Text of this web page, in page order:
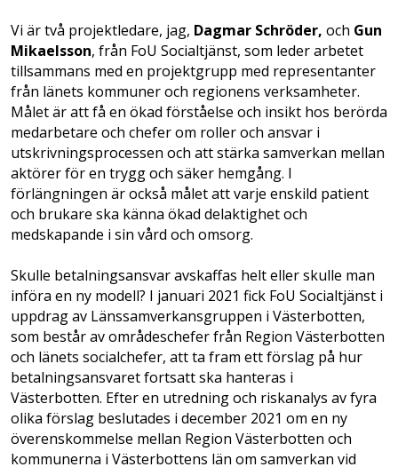
Vi är två projektledare, jag, Dagmar Schröder, och Gun
Mikaelsson, från FoU Socialtjänst, som leder arbetet
tillsammans med en projektgrupp med representanter
från länets kommuner och regionens verksamheter.
Målet är att få en ökad förståelse och insikt hos berörda
medarbetare och chefer om roller och ansvar i
utskrivningsprocessen och att stärka samverkan mellan
aktörer för en trygg och säker hemgång. I
förlängningen är också målet att varje enskild patient
och brukare ska känna ökad delaktighet och
medskapande i sin vård och omsorg.
Skulle betalningsansvar avskaffas helt eller skulle man
införa en ny modell? I januari 2021 fick FoU Socialtjänst i
uppdrag av Länssamverkansgruppen i Västerbotten,
som består av områdeschefer från Region Västerbotten
och länets socialchefer, att ta fram ett förslag på hur
betalningsansvaret fortsatt ska hanteras i
Västerbotten. Efter en utredning och riskanalys av fyra
olika förslag beslutades i december 2021 om en ny
överenskommelse mellan Region Västerbotten och
kommunerna i Västerbottens län om samverkan vid